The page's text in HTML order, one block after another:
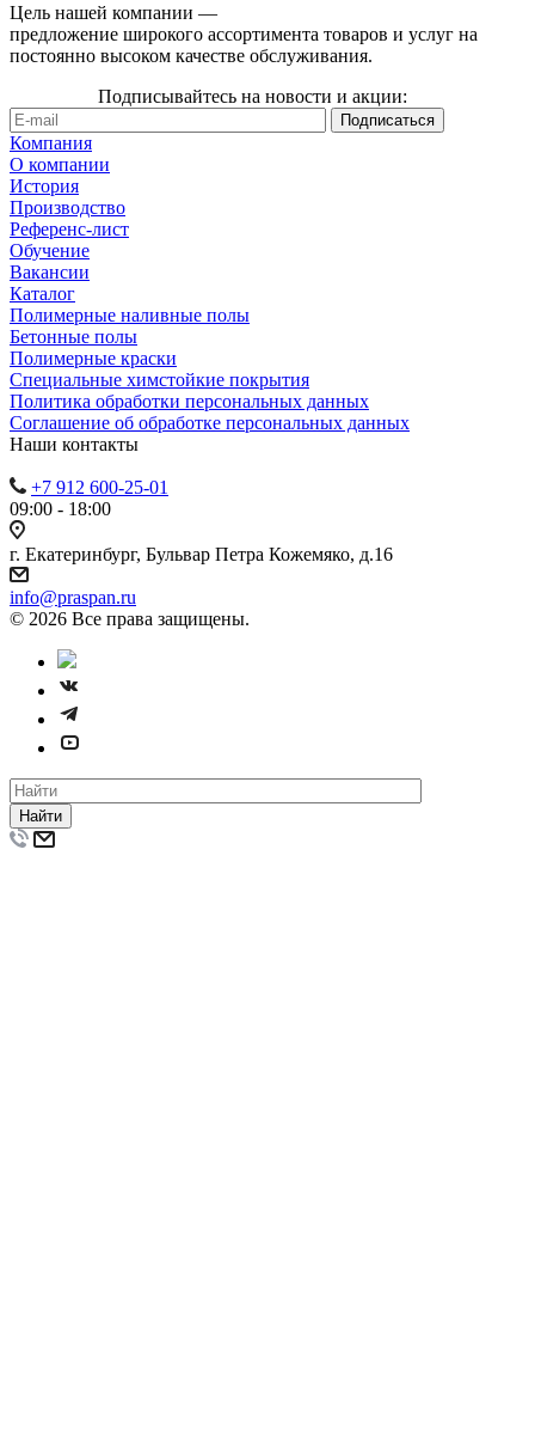
Цель нашей компании —
предложение широкого ассортимента товаров и услуг на
постоянно высоком качестве обслуживания.
Подписывайтесь на новости и акции:
Компания
О компании
История
Производство
Референс-лист
Обучение
Вакансии
Каталог
Полимерные наливные полы
Бетонные полы
Полимерные краски
Специальные химстойкие покрытия
Политика обработки персональных данных
Cоглашение об обработке персональных данных
Наши контакты
+7 912 600-25-01
09:00 - 18:00
г. Екатеринбург, Бульвар Петра Кожемяко, д.16
info@praspan.ru
© 2026 Все права защищены.
Найти